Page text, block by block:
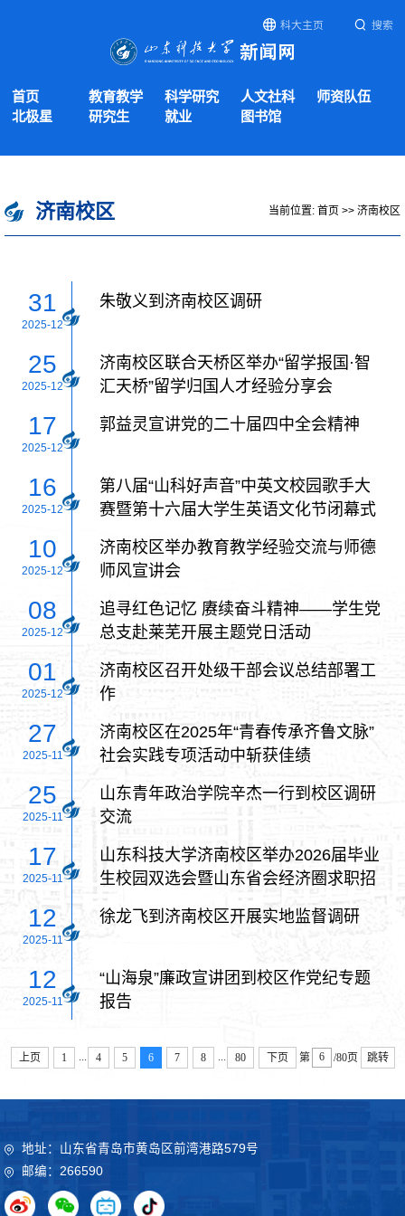
科大主页 搜索
首页 教育教学 科学研究 人文社科
师资队伍
北极星
研究生 就业 图书馆
济南校区 当前位置: 首页 >> 济南校区
31
2025-12
朱敬义到济南校区调研
25
2025-12
济南校区联合天桥区举办“留学报国·智
汇天桥”留学归国人才经验分享会
17
2025-12
郭益灵宣讲党的二十届四中全会精神
16
2025-12
第八届“山科好声音”中英文校园歌手大
赛暨第十六届大学生英语文化节闭幕式
10
2025-12
济南校区举办教育教学经验交流与师德
师风宣讲会
08
2025-12
追寻红色记忆 赓续奋斗精神——学生党
总支赴莱芜开展主题党日活动
01
2025-12
济南校区召开处级干部会议总结部署工
作
27
2025-11
济南校区在2025年“青春传承齐鲁文脉”
社会实践专项活动中斩获佳绩
25
2025-11
山东青年政治学院辛杰一行到校区调研
交流
17
2025-11
山东科技大学济南校区举办2026届毕业
生校园双选会暨山东省会经济圈求职招
聘直通车（济南站）专场招聘会
12
2025-11
徐龙飞到济南校区开展实地监督调研
12
2025-11
“山海泉”廉政宣讲团到校区作党纪专题
报告
上页 1 4 5 6 7 8 80 下页 第 /80页 跳转
地址：山东省青岛市黄岛区前湾港路579号
邮编：266590